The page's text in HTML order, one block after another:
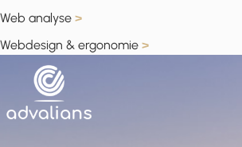
Web analyse >
Webdesign & ergonomie >